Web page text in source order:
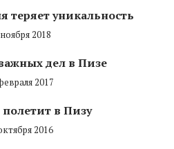
теряет уникальность
2018
дел в Пизе
2017
полетит в Пизу
2016